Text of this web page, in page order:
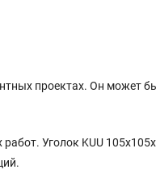
проектах. Он может
Уголок KUU